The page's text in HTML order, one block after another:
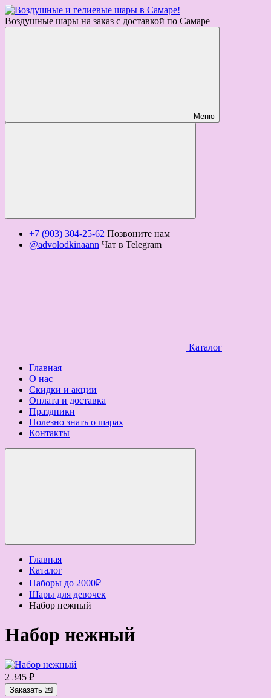
Воздушные шары на заказ с доставкой по Самаре
Меню
+7 (903) 304-25-62 Позвоните нам
@advolodkinaann Чат в Telegram
Каталог
Главная
О нас
Скидки и акции
Оплата и доставка
Праздники
Полезно знать о шарах
Контакты
Главная
Каталог
Наборы до 2000₽
Шары для девочек
Набор нежный
Набор нежный
2 345 ₽
Заказать 💌